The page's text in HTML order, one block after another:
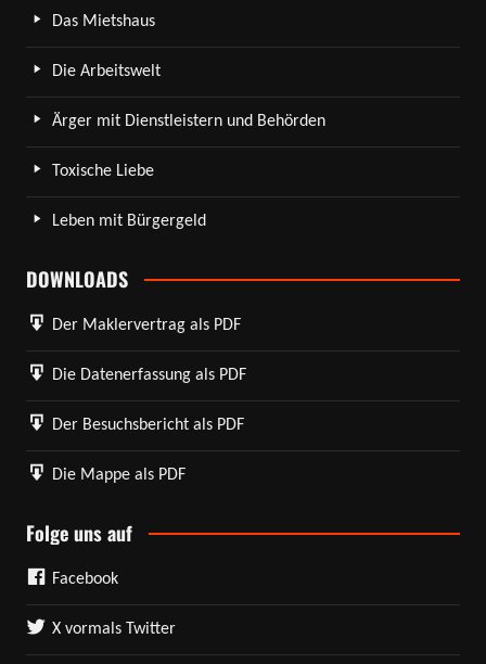
Das Mietshaus
Die Arbeitswelt
Ärger mit Dienstleistern und Behörden
Toxische Liebe
Leben mit Bürgergeld
DOWNLOADS
Der Maklervertrag als PDF
Die Datenerfassung als PDF
Der Besuchsbericht als PDF
Die Mappe als PDF
Folge uns auf
Facebook
X vormals Twitter